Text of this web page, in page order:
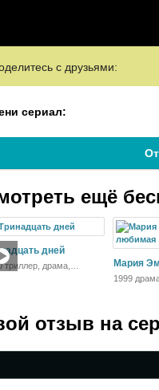
с друзьями:
сериал:
ещё
дней
триллер, драма,
Мария
1999
отзыв на